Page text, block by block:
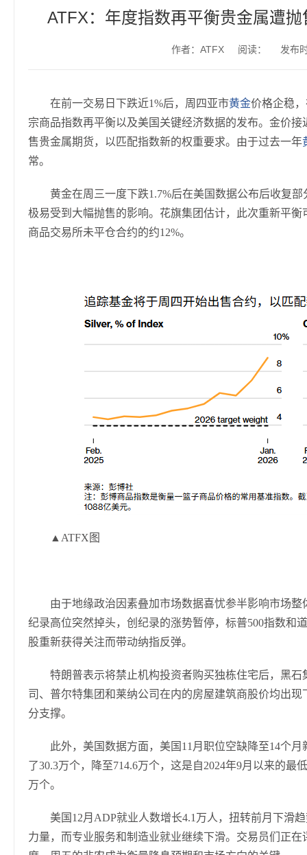
ATFX：年度指数再平衡贵金属遭
作者：ATFX 阅读： 发布
在前一交易日下跌近1%后，周四亚市黄金价格企稳
宗商品指数再平衡以及美国关键经济数据的发布。金价
售贵金属期货，以匹配指数新的权重要求。由于过去一年
常。
黄金在周三一度下跌1.7%后在美国数据公布后收复部
极易受到大幅抛售的影响。花旗集团估计，此次重新平
商品交易所未平仓合约的约12%。
▲ATFX图
由于地缘政治因素叠加市场数据喜忧参半影响市场整
纪录高位突然掉头，创纪录的涨势暂停，标普500指数和
股重新获得关注而带动纳指反弹。
特朗普表示将禁止机构投资者购买独栋住宅后，黑
司、普尔特集团和莱纳公司在内的房屋建筑商股价均出
分支撑。
此外，美国数据方面，美国11月职位空缺降至14个
了30.3万个，降至714.6万个，这是自2024年9月以来的最
万个。
美国12月ADP就业人数增长4.1万人，扭转前月下滑
力量，而专业服务和制造业就业继续下滑。交易员们正